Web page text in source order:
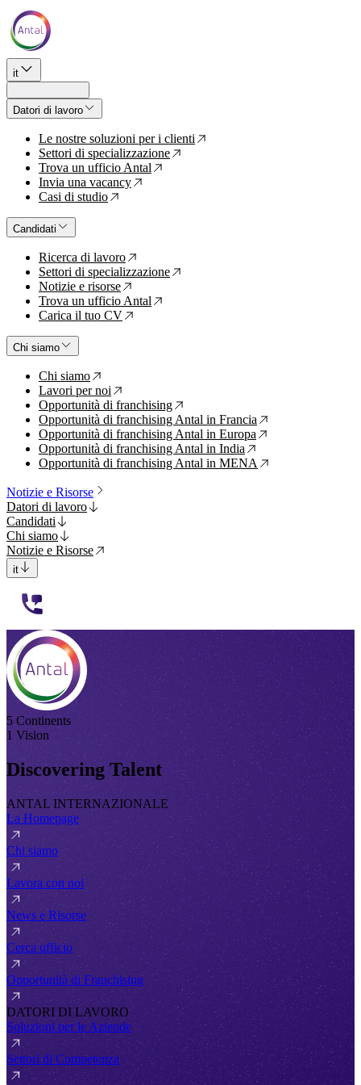
it
Datori di lavoro
Le nostre soluzioni per i clienti ↗
Settori di specializzazione ↗
Trova un ufficio Antal ↗
Invia una vacancy ↗
Casi di studio ↗
Candidati
Ricerca di lavoro ↗
Settori di specializzazione ↗
Notizie e risorse ↗
Trova un ufficio Antal ↗
Carica il tuo CV ↗
Chi siamo
Chi siamo ↗
Lavori per noi ↗
Opportunità di franchising ↗
Opportunità di franchising Antal in Francia ↗
Opportunità di franchising Antal in Europa ↗
Opportunità di franchising Antal in India ↗
Opportunità di franchising Antal in MENA ↗
Notizie e Risorse
Datori di lavoro
Candidati
Chi siamo
Notizie e Risorse
it
5 Continents
1 Vision
Discovering Talent
ANTAL INTERNAZIONALE
La Homepage
Chi siamo
Lavora con noi
News e Risorse
Cerca ufficio
Opportunità di Franchising
DATORI DI LAVORO
Soluzioni per le Aziende
Settori di Competenza